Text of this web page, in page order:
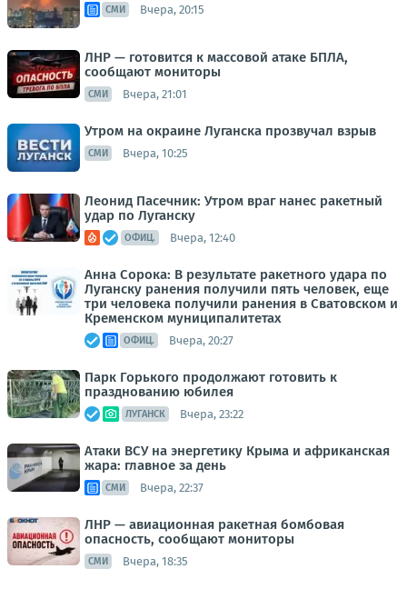
СМИ Вчера, 20:15
ЛНР — готовится к массовой атаке БПЛА,
сообщают мониторы
СМИ Вчера, 21:01
Утром на окраине Луганска прозвучал взрыв
СМИ Вчера, 10:25
Леонид Пасечник: Утром враг нанес ракетный
удар по Луганску
ОФИЦ. Вчера, 12:40
Анна Сорока: В результате ракетного удара по
Луганску ранения получили пять человек, еще
три человека получили ранения в Сватовском и
Кременском муниципалитетах
ОФИЦ. Вчера, 20:27
Парк Горького продолжают готовить к
празднованию юбилея
ЛУГАНСК Вчера, 23:22
Атаки ВСУ на энергетику Крыма и африканская
жара: главное за день
СМИ Вчера, 22:37
ЛНР — авиационная ракетная бомбовая
опасность, сообщают мониторы
СМИ Вчера, 18:35